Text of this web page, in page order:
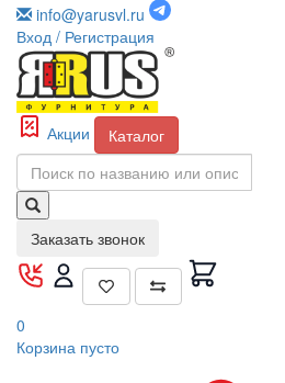
info@yarusvl.ru
Вход / Регистрация
Акции Каталог
Заказать звонок
0
Корзина пусто